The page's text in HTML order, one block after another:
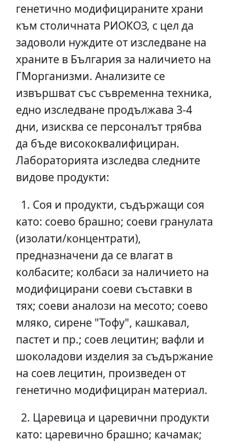
генетично модифицираните храни
към столичната РИОКОЗ, с цел да
задоволи нуждите от изследване на
храните в България за наличието на
ГМорганизми. Анализите се
извършват със съвременна техника,
едно изследване продължава 3-4
дни, изисква се персоналът трябва
да бъде висококвалифициран.
Лабораторията изследва следните
видове продукти:
1. Соя и продукти, съдържащи соя
като: соево брашно; соеви гранулата
(изолати/концентрати),
предназначени да се влагат в
колбасите; колбаси за наличието на
модифицирани соеви съставки в
тях; соеви аналози на месото; соево
мляко, сирене "Тофу", кашкавал,
пастет и пр.; соев лецитин; вафли и
шоколадови изделия за съдържание
на соев лецитин, произведен от
генетично модифициран материал.
2. Царевица и царевични продукти
като: царевично брашно; качамак;